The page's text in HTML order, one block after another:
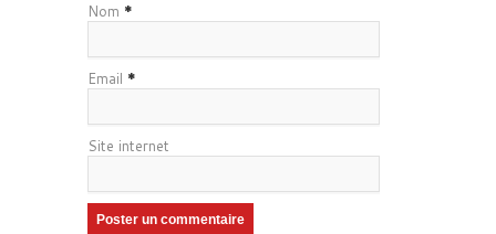
Nom *
Email *
Site internet